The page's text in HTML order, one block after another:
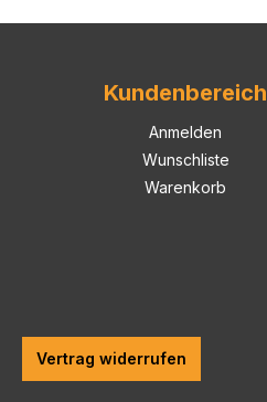
Kundenbereich
Anmelden
Wunschliste
Warenkorb
Vertrag widerrufen